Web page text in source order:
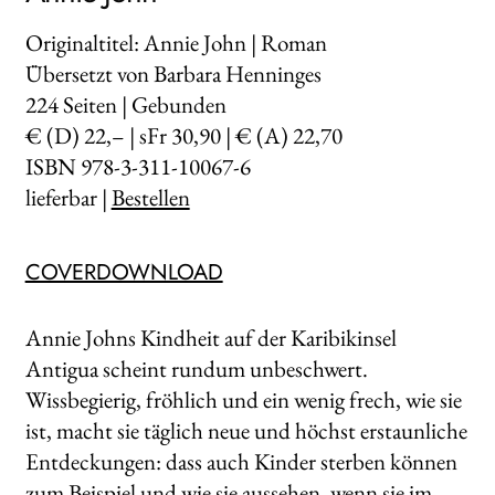
Originaltitel: Annie John | Roman
Übersetzt von Barbara Henninges
224Seiten | Gebunden
€ (D) 22,– | sFr 30,90 | € (A) 22,70
ISBN 978-3-311-10067-6
lieferbar |Bestellen
COVERDOWNLOAD
Annie Johns Kindheit auf der Karibikinsel
Antigua scheint rundum unbeschwert.
Wissbegierig, fröhlich und ein wenig frech, wie sie
ist, macht sie täglich neue und höchst erstaunliche
Entdeckungen: dass auch Kinder sterben können